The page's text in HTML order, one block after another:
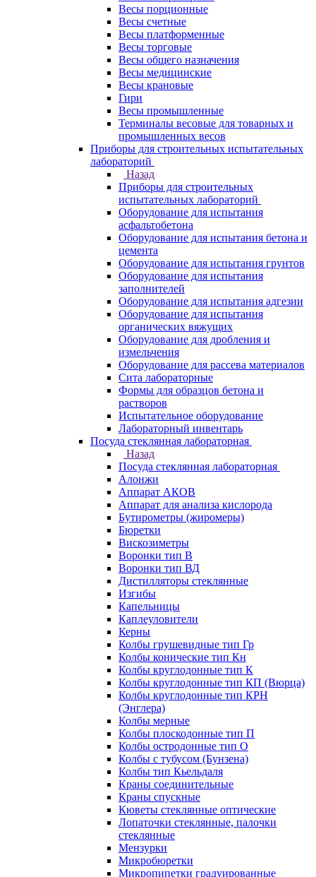
Весы порционные
Весы счетные
Весы платформенные
Весы торговые
Весы общего назначения
Весы медицинские
Весы крановые
Гири
Весы промышленные
Терминалы весовые для товарных и
промышленных весов
Приборы для строительных испытательных
лабораторий
Назад
Приборы для строительных
испытательных лабораторий
Оборудование для испытания
асфальтобетона
Оборудование для испытания бетона и
цемента
Оборудование для испытания грунтов
Оборудование для испытания
заполнителей
Оборудование для испытания адгезии
Оборудование для испытания
органических вяжущих
Оборудование для дробления и
измельчения
Оборудование для рассева материалов
Сита лабораторные
Формы для образцов бетона и
растворов
Испытательное оборудование
Лабораторный инвентарь
Посуда стеклянная лабораторная
Назад
Посуда стеклянная лабораторная
Алонжи
Аппарат АКОВ
Аппарат для анализа кислорода
Бутирометры (жиромеры)
Бюретки
Вискозиметры
Воронки тип В
Воронки тип ВД
Дистилляторы стеклянные
Изгибы
Капельницы
Каплеуловители
Керны
Колбы грушевидные тип Гр
Колбы конические тип Кн
Колбы круглодонные тип К
Колбы круглодонные тип КП (Вюрца)
Колбы круглодонные тип КРН
(Энглера)
Колбы мерные
Колбы плоскодонные тип П
Колбы остродонные тип О
Колбы с тубусом (Бунзена)
Колбы тип Кьельдаля
Краны соединительные
Краны спускные
Кюветы стеклянные оптические
Лопаточки стеклянные, палочки
стеклянные
Мензурки
Микробюретки
Микропипетки градуированные